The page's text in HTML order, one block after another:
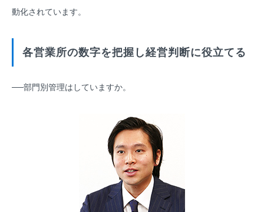
動化されています。
各営業所の数字を把握し経営判断に役立てる
──部門別管理はしていますか。